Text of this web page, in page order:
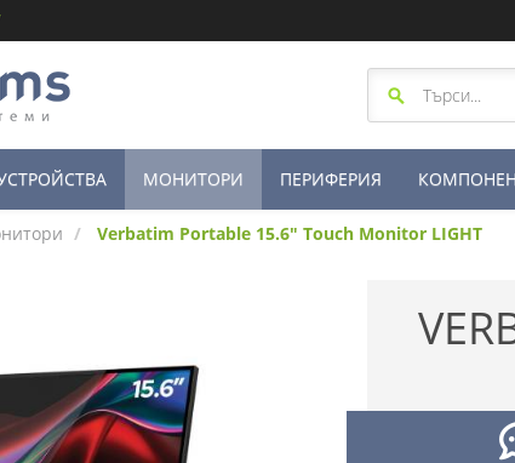
МОНИТОРИ ПЕРИФЕРИЯ
Verbatim Portable 15.6" Touch Monitor LIGHT